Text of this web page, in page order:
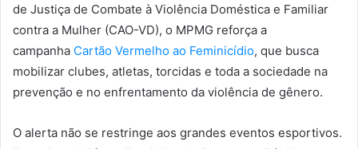
de Justiça de Combate à Violência Doméstica e Familiar
contra a Mulher (CAO-VD), o MPMG reforça a
campanha Cartão Vermelho ao Feminicídio, que busca
mobilizar clubes, atletas, torcidas e toda a sociedade na
prevenção e no enfrentamento da violência de gênero.
O alerta não se restringe aos grandes eventos esportivos.